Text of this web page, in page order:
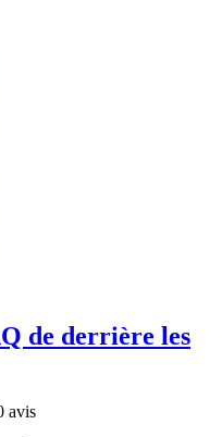
de derrière les
avis